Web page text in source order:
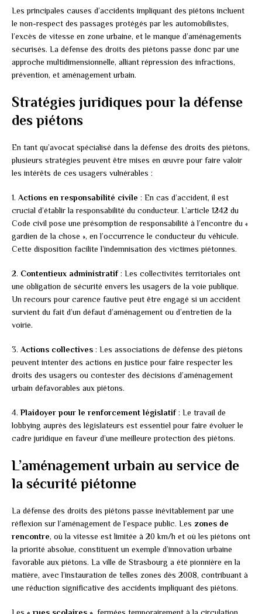
Les principales causes d’accidents impliquant des piétons incluent
le non-respect des passages protégés par les automobilistes,
l’excès de vitesse en zone urbaine, et le manque d’aménagements
sécurisés. La défense des droits des piétons passe donc par une
approche multidimensionnelle, alliant répression des infractions,
prévention, et aménagement urbain.
Stratégies juridiques pour la défense
des piétons
En tant qu’avocat spécialisé dans la défense des droits des piétons,
plusieurs stratégies peuvent être mises en œuvre pour faire valoir
les intérêts de ces usagers vulnérables :
1. Actions en responsabilité civile : En cas d’accident, il est
crucial d’établir la responsabilité du conducteur. L’article 1242 du
Code civil pose une présomption de responsabilité à l’encontre du «
gardien de la chose », en l’occurrence le conducteur du véhicule.
Cette disposition facilite l’indemnisation des victimes piétonnes.
2. Contentieux administratif: Les collectivités territoriales ont
une obligation de sécurité envers les usagers de la voie publique.
Un recours pour carence fautive peut être engagé si un accident
survient du fait d’un défaut d’aménagement ou d’entretien de la
voirie.
3. Actions collectives : Les associations de défense des piétons
peuvent intenter des actions en justice pour faire respecter les
droits des usagers ou contester des décisions d’aménagement
urbain défavorables aux piétons.
4.Plaidoyer pour le renforcement législatif: Le travail de
lobbying auprès des législateurs est essentiel pour faire évoluer le
cadre juridique en faveur d’une meilleure protection des piétons.
L’aménagement urbain au service de
la sécurité piétonne
La défense des droits des piétons passe inévitablement par une
réflexion sur l’aménagement de l’espace public. Les zones de
rencontre, où la vitesse est limitée à 20 km/h et où les piétons ont
la priorité absolue, constituent un exemple d’innovation urbaine
favorable aux piétons. La ville de Strasbourg a été pionnière en la
matière, avec l’instauration de telles zones dès 2008, contribuant à
une réduction significative des accidents impliquant des piétons.